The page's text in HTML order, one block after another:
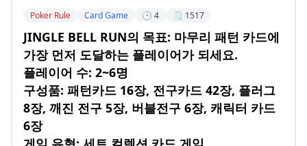
Poker Rule Card Game 🕒 4 🗒️ 1517
JINGLE BELL RUN의 목표: 마무리 패턴 카드에
가장 먼저 도달하는 플레이어가 되세요.
플레이어 수: 2~6명
구성품: 패턴카드 16장, 전구카드 42장, 플러그
8장, 깨진 전구 5장, 버블전구 6장, 캐릭터 카드
6장